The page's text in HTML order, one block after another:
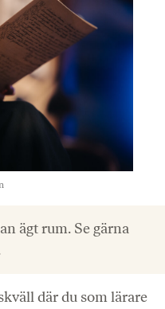
ägt rum. Se gärna
där du som lärare